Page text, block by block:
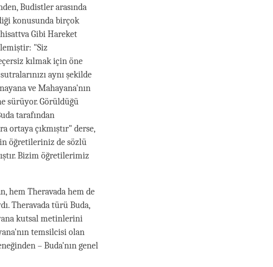
Budistler arasında
konusunda birçok
Gibi Hareket
"Siz
kılmak için öne
aynı şekilde
ve Mahayana'nın
sürüyor. Görüldüğü
tarafından
ortaya çıkmıştır" derse,
öğretileriniz de sözlü
Bizim öğretilerimiz
hem Theravada hem de
Theravada türü Buda,
kutsal metinlerini
temsilcisi olan
– Buda'nın genel